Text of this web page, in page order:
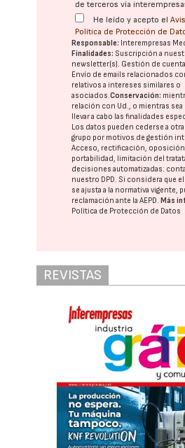
de terceros vía
He leído y acepto el
Política de Protección de
Responsable: Interempresas
Finalidades: Suscripción a
newsletter(s). Gestión de
Envío de emails relacionados
relativos a intereses similares o
asociados.Conservación:
relación con Ud., o mientras sea
llevar a cabo las finalidades
Los datos pueden cederse a
grupo por motivos de gestión
Acceso, rectificación,
portabilidad, limitación del
decisiones automatizadas:
nuestro DPD. Si considera que
se ajusta a la normativa vigente,
reclamación ante laAEPD.Más
Política de Protección de Datos
REVISTAS